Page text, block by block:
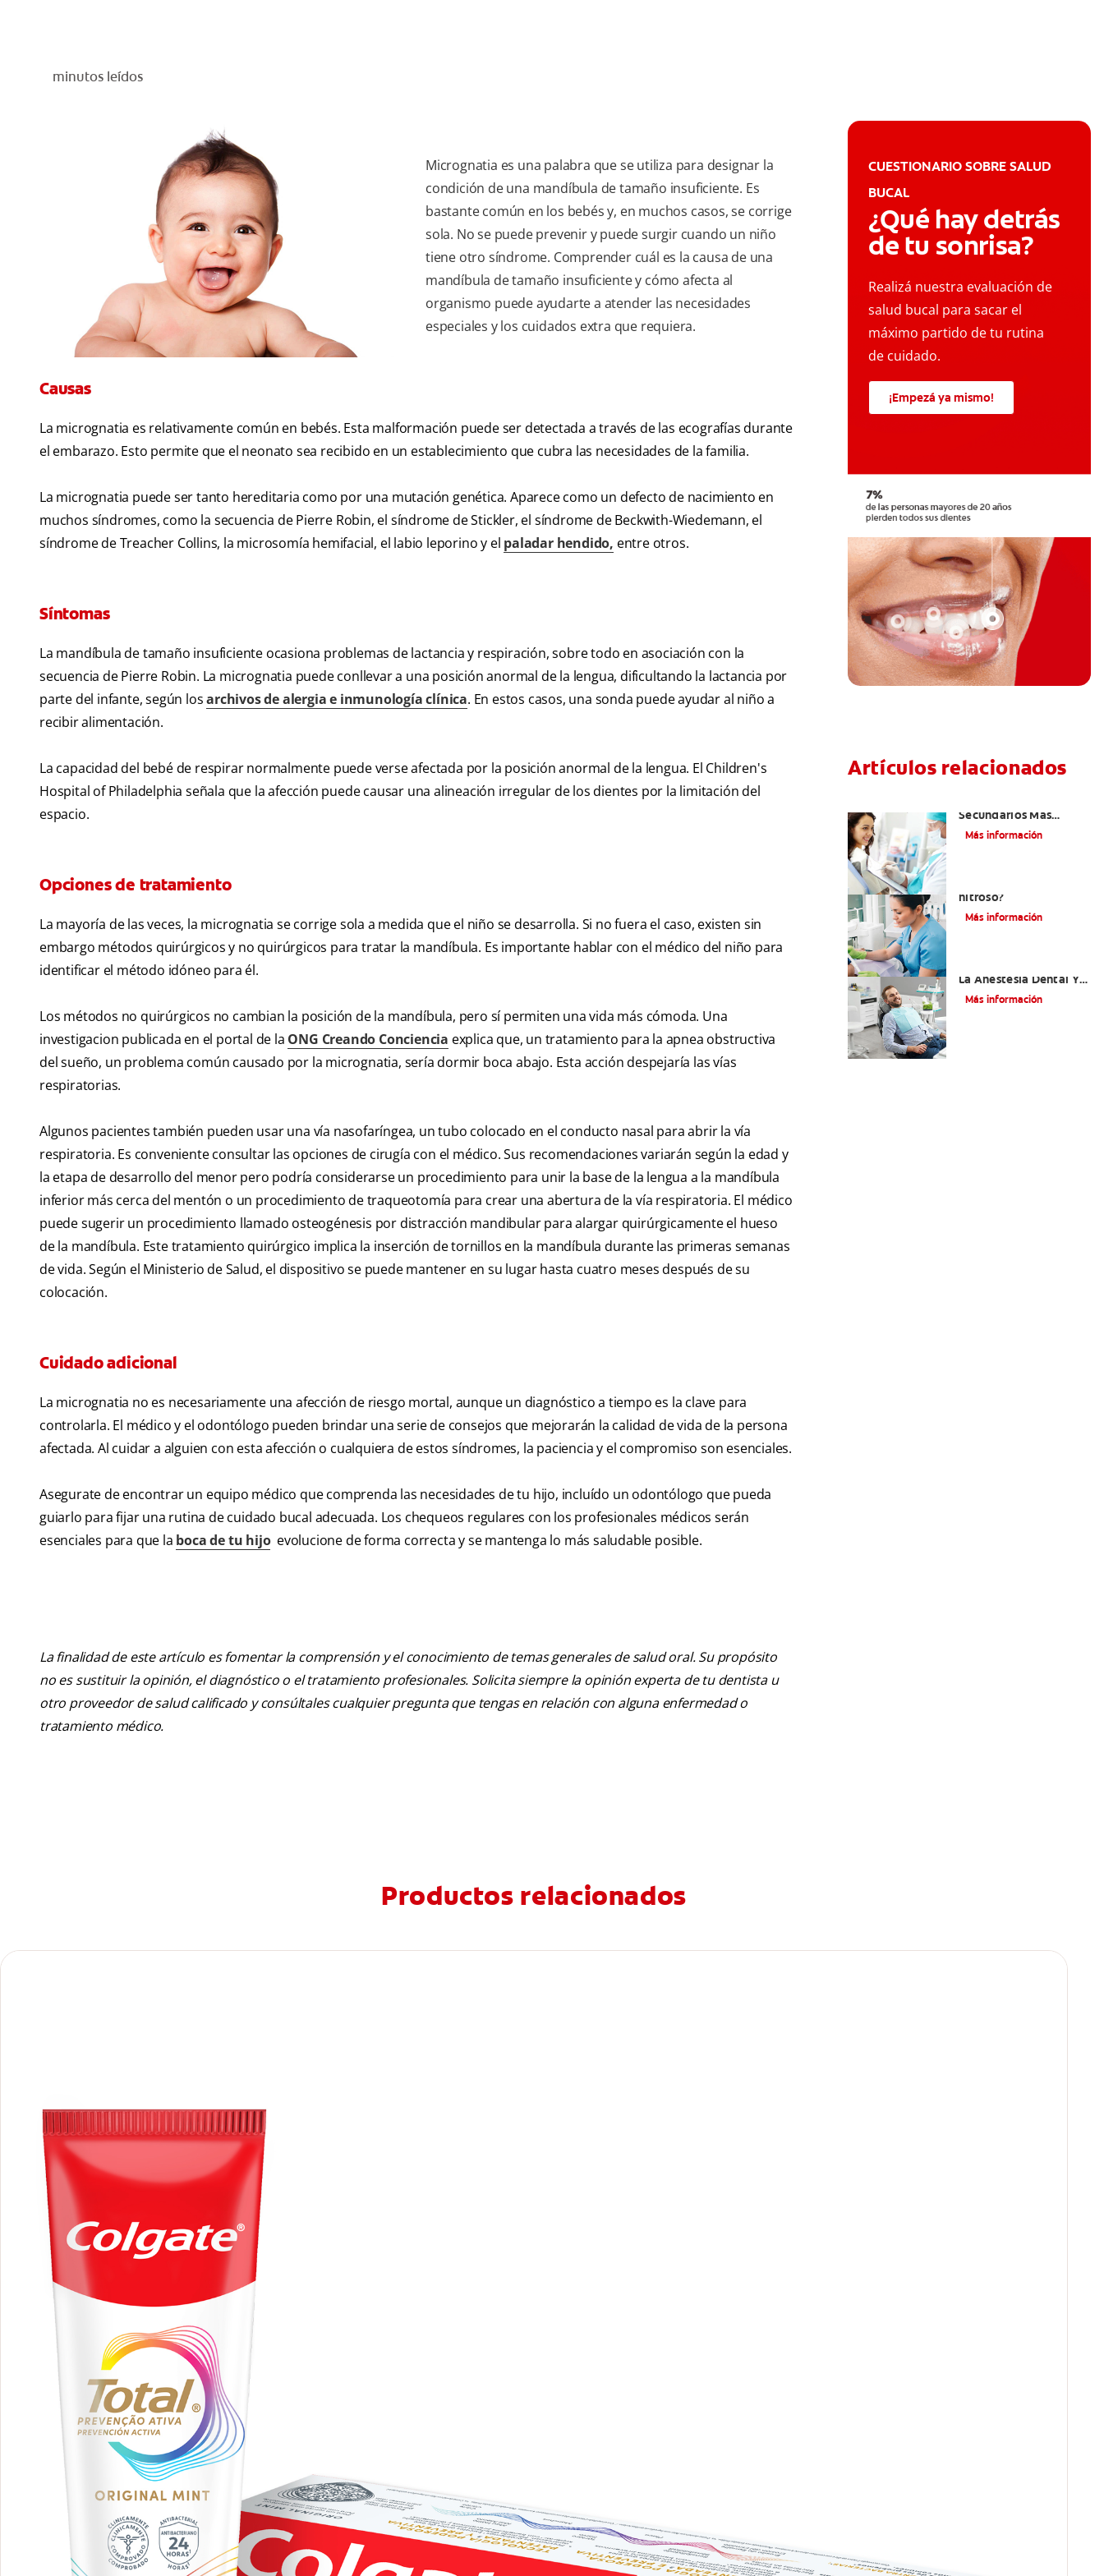
minutos leídos
Micrognatia es una palabra que se utiliza para designar la
condición de una mandíbula de tamaño insuficiente. Es
bastante común en los bebés y, en muchos casos, se corrige
sola. No se puede prevenir y puede surgir cuando un niño
tiene otro síndrome. Comprender cuál es la causa de una
mandíbula de tamaño insuficiente y cómo afecta al
organismo puede ayudarte a atender las necesidades
especiales y los cuidados extra que requiera.
Causas
La micrognatia es relativamente común en bebés. Esta malformación puede ser detectada a través de las ecografías durante
el embarazo. Esto permite que el neonato sea recibido en un establecimiento que cubra las necesidades de la familia.
La micrognatia puede ser tanto hereditaria como por una mutación genética. Aparece como un defecto de nacimiento en
muchos síndromes, como la secuencia de Pierre Robin, el síndrome de Stickler, el síndrome de Beckwith-Wiedemann, el
síndrome de Treacher Collins, la microsomía hemifacial, el labio leporino y el paladar hendido, entre otros.
Síntomas
La mandíbula de tamaño insuficiente ocasiona problemas de lactancia y respiración, sobre todo en asociación con la
secuencia de Pierre Robin. La micrognatia puede conllevar a una posición anormal de la lengua, dificultando la lactancia por
parte del infante, según losarchivos de alergia e inmunología clínica. En estos casos, una sonda puede ayudar al niño a
recibir alimentación.
La capacidad del bebé de respirar normalmente puede verse afectada por la posición anormal de la lengua. El Children's
Hospital of Philadelphia señala que la afección puede causar una alineación irregular de los dientes por la limitación del
espacio.
Opciones de tratamiento
La mayoría de las veces, la micrognatia se corrige sola a medida que el niño se desarrolla. Si no fuera el caso, existen sin
embargo métodos quirúrgicos y no quirúrgicos para tratar la mandíbula. Es importante hablar con el médico del niño para
identificar el método idóneo para él.
Los métodos no quirúrgicos no cambian la posición de la mandíbula, pero sí permiten una vida más cómoda. Una
investigacion publicada en el portal de la ONG Creando Conciencia explica que, un tratamiento para la apnea obstructiva
del sueño, un problema común causado por la micrognatia, sería dormir boca abajo. Esta acción despejaría las vías
respiratorias.
Algunos pacientes también pueden usar una vía nasofaríngea, un tubo colocado en el conducto nasal para abrir la vía
respiratoria. Es conveniente consultar las opciones de cirugía con el médico. Sus recomendaciones variarán según la edad y
la etapa de desarrollo del menor pero podría considerarse un procedimiento para unir la base de la lengua a la mandíbula
inferior más cerca del mentón o un procedimiento de traqueotomía para crear una abertura de la vía respiratoria. El médico
puede sugerir un procedimiento llamado osteogénesis por distracción mandibular para alargar quirúrgicamente el hueso
de la mandíbula. Este tratamiento quirúrgico implica la inserción de tornillos en la mandíbula durante las primeras semanas
de vida. Según el Ministerio de Salud, el dispositivo se puede mantener en su lugar hasta cuatro meses después de su
colocación.
Cuidado adicional
La micrognatia no es necesariamente una afección de riesgo mortal, aunque un diagnóstico a tiempo es la clave para
controlarla. El médico y el odontólogo pueden brindar una serie de consejos que mejorarán la calidad de vida de la persona
afectada. Al cuidar a alguien con esta afección o cualquiera de estos síndromes, la paciencia y el compromiso son esenciales.
Asegurate de encontrar un equipo médico que comprenda las necesidades de tu hijo, incluído un odontólogo que pueda
guiarlo para fijar una rutina de cuidado bucal adecuada. Los chequeos regulares con los profesionales médicos serán
esenciales para que la boca de tu hijoevolucione de forma correcta y se mantenga lo más saludable posible.
La finalidad de este artículo es fomentar la comprensión y el conocimiento de temas generales de salud oral. Su propósito
no es sustituir la opinión, el diagnóstico o el tratamiento profesionales. Solicita siempre la opinión experta de tu dentista u
otro proveedor de salud calificado y consúltales cualquier pregunta que tengas en relación con alguna enfermedad o
tratamiento médico.
CUESTIONARIO SOBRE SALUD
BUCAL
¿Qué hay detrás
de tu sonrisa?
Realizá nuestra evaluación de
salud bucal para sacar el
máximo partido de tu rutina
de cuidado.
¡Empezá ya mismo!
Artículos relacionados
Secundarios Más
Comunes De La
Más información
nitroso?
Más información
La Anestesia Dental Y
Causas De Tratamiento
Más información
Productos relacionados